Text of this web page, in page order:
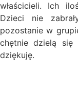
właścicieli. Ich
Dzieci nie
pozostanie w
chętnie dzielą się